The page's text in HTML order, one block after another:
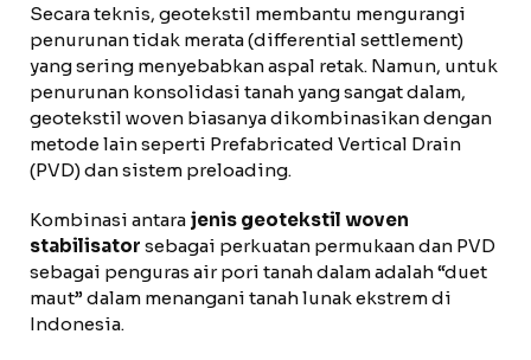
Secara teknis, geotekstil membantu mengurangi
penurunan tidak merata (differential settlement)
yang sering menyebabkan aspal retak. Namun, untuk
penurunan konsolidasi tanah yang sangat dalam,
geotekstil woven biasanya dikombinasikan dengan
metode lain seperti Prefabricated Vertical Drain
(PVD) dan sistem preloading.
Kombinasi antara jenis geotekstil woven
stabilisator sebagai perkuatan permukaan dan PVD
sebagai penguras air pori tanah dalam adalah “duet
maut” dalam menangani tanah lunak ekstrem di
Indonesia.